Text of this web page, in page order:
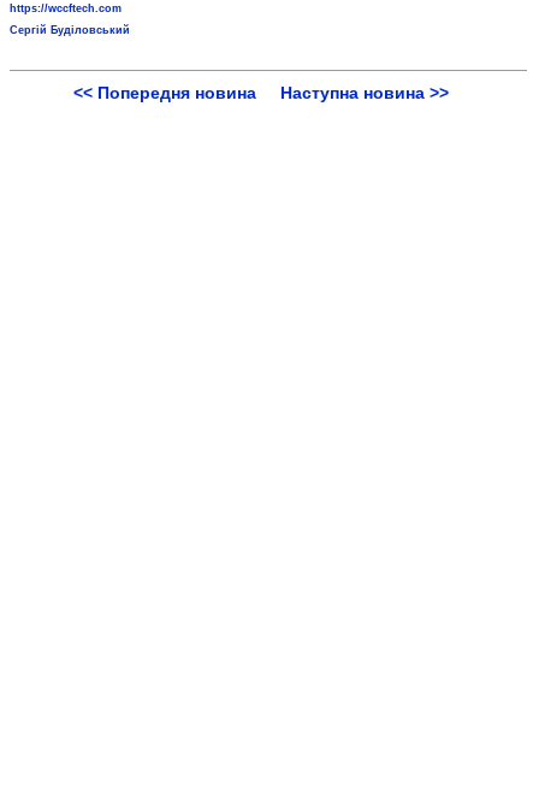
https://wccftech.com
Сергій Буділовський
<< Попередня новина Наступна новина >>